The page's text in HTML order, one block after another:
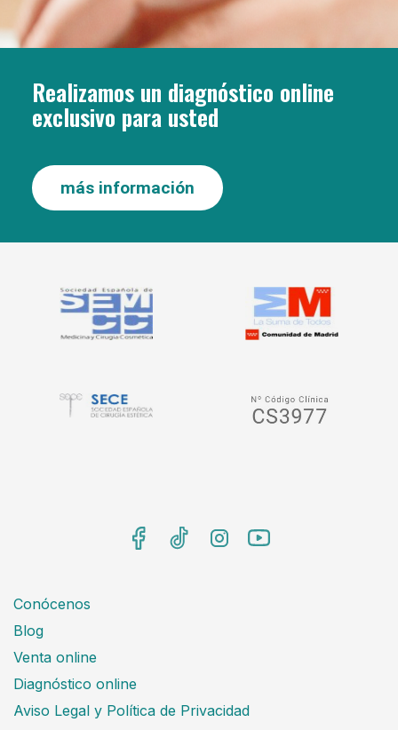
Realizamos un diagnóstico online
exclusivo para usted
más información
Conócenos
Blog
Venta online
Diagnóstico online
Aviso Legal y Política de Privacidad